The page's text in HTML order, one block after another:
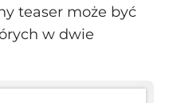
teaser może być
w dwie